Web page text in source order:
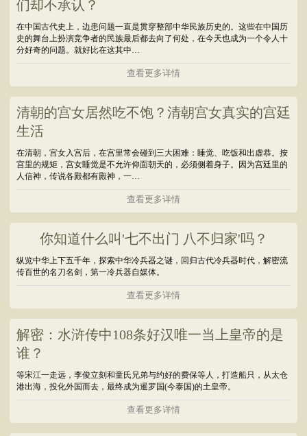
们却不承认？
在中国古代史上，边患问题一直是贯穿整部中华民族历史的。这些在中国历
史的舞台上扮演竞争者的民族最后都去向了何处，在今天也成为一个令人十
分好奇的问题。就好比在这其中…
查看更多详情
清朝的宫女居然吃不饱？清朝宫女真实的宫廷
生活
在清朝，宫女入宫后，在宫里常会碰到三大困难：睡觉、吃饭和出虚恭。按
宫里的规矩，宫女睡觉是不允许仰面朝天的，必须侧着身子。因为宫廷里的
人信神，传说各殿都有殿神，一…
查看更多详情
你知道什么叫'七不出门 八不归家'吗？
纵览中华上下五千年，探索中华冷兵器之谜，回归古代冷兵器时代，解密流
传百世的名刀名剑，第一冷兵器自媒体。
查看更多详情
解密：水浒传中108条好汉唯一当上皇帝的是
谁？
等宋江一走远，李俊立刻和童氏兄弟与约好的费保等人，打造船只，从太仓
港出海，投化外国而去，最终成为暹罗国(今泰国)的土皇帝。
查看更多详情